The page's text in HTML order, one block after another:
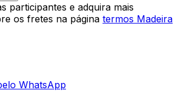
participantes e adquira mais
os fretes na página termos Madeira
WhatsApp